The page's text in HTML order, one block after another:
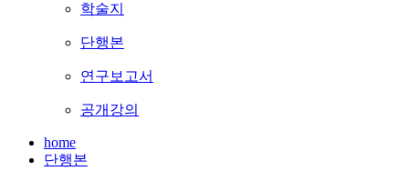
학술지
단행본
연구보고서
공개강의
home
단행본